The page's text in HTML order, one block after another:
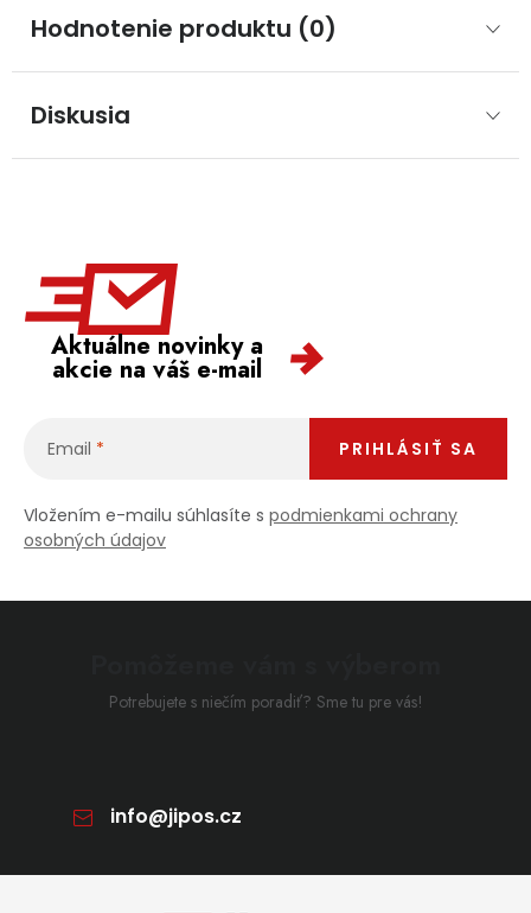
Hodnotenie produktu (0)
Diskusia
Aktuálne novinky a
akcie na váš e-mail
Email
Vložením e-mailu súhlasíte s podmienkami ochrany
osobných údajov
PRIHLÁSIŤ SA
Potrebujete s niečím poradiť? Sme tu pre vás!
info@jipos.cz